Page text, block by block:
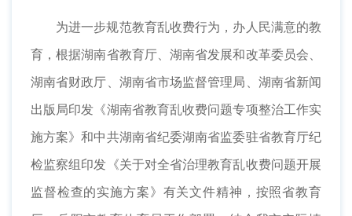
为进一步规范教育乱收费行为，办人民满意的教
育，根据湖南省教育厅、湖南省发展和改革委员会、
湖南省财政厅、湖南省市场监督管理局、湖南省新闻
出版局印发《湖南省教育乱收费问题专项整治工作实
施方案》和中共湖南省纪委湖南省监委驻省教育厅纪
检监察组印发《关于对全省治理教育乱收费问题开展
监督检查的实施方案》有关文件精神，按照省教育